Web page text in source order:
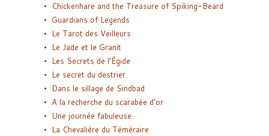
Chickenhare and the Treasure of Spiking-Beard
Guardians of Legends
Le Tarot des Veilleurs
Le Jade et le Granit
Les Secrets de l’Égide
Le secret du destrier
Dans le sillage de Sindbad
A la recherche du scarabée d’or
Une journée fabuleuse
La Chevalière du Téméraire